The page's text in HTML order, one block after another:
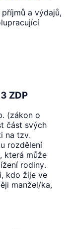
a výdajů,
ZDP
(zákon o
část svých
na tzv.
rozdělení
která může
rodiny.
kdo žije ve
manžel/ka,